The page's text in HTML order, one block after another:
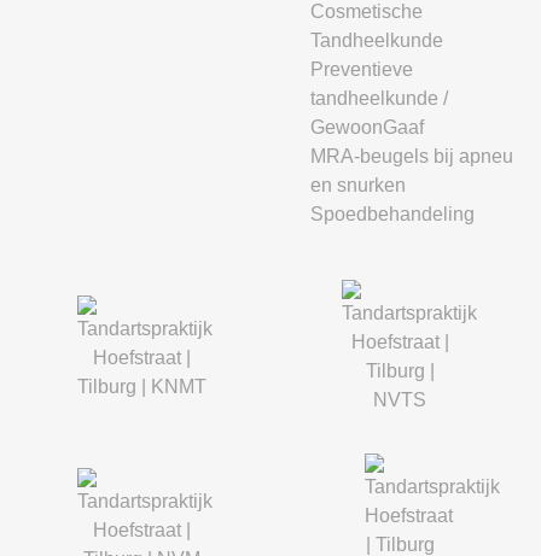
Cosmetische
Tandheelkunde
Preventieve
tandheelkunde /
GewoonGaaf
MRA-beugels bij apneu
en snurken
Spoedbehandeling